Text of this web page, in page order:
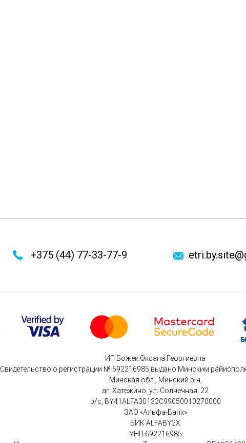
+375 (44) 77-33-77-9
ИП Божек Оксана Георгиевна
Свидетельство о регистрации № 692216985 выдано Минским
Минская обл., Минский р-н,
аг. Хатежино, ул. Солнечная, 22
р/с, BY41ALFA30132C99050010270000
ЗАО «Альфа-Банк»
БИК ALFABY2X
УНП 692216985